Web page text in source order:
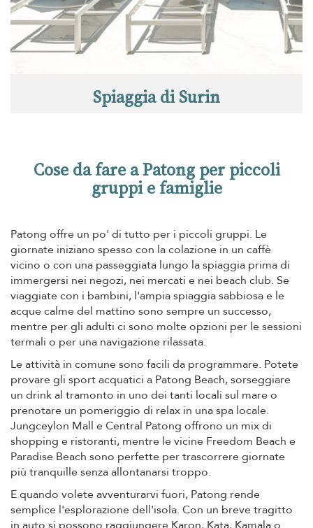
Spiaggia di Surin
Cose da fare a Patong per piccoli
gruppi e famiglie
Patong offre un po' di tutto per i piccoli gruppi. Le
giornate iniziano spesso con la colazione in un caffè
vicino o con una passeggiata lungo la spiaggia prima di
immergersi nei negozi, nei mercati e nei beach club. Se
viaggiate con i bambini, l'ampia spiaggia sabbiosa e le
acque calme del mattino sono sempre un successo,
mentre per gli adulti ci sono molte opzioni per le sessioni
termali o per una navigazione rilassata.
Le attività in comune sono facili da programmare. Potete
provare gli sport acquatici a Patong Beach, sorseggiare
un drink al tramonto in uno dei tanti locali sul mare o
prenotare un pomeriggio di relax in una spa locale.
Jungceylon Mall e Central Patong offrono un mix di
shopping e ristoranti, mentre le vicine Freedom Beach e
Paradise Beach sono perfette per trascorrere giornate
più tranquille senza allontanarsi troppo.
E quando volete avventurarvi fuori, Patong rende
semplice l'esplorazione dell'isola. Con un breve tragitto
in auto si possono raggiungere Karon, Kata, Kamala o